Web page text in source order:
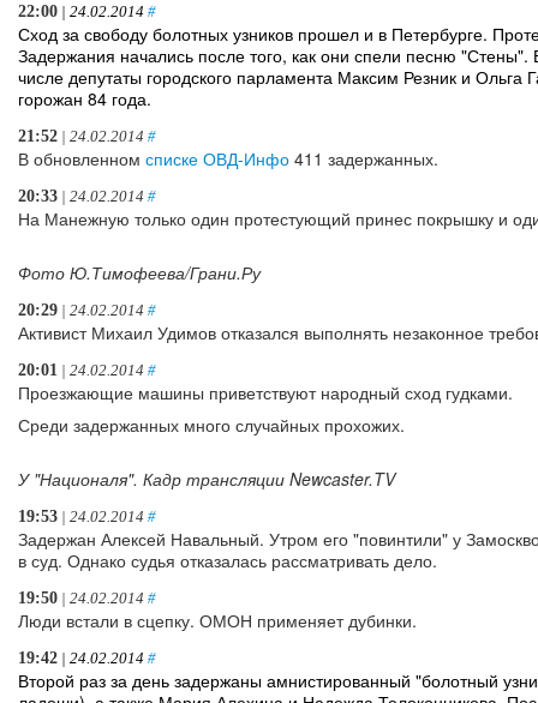
22:00 | 24.02.2014 #
Сход за свободу болотных узников прошел и в Петербурге.
Задержания начались после того, как они спели песню
числе депутаты городского парламента Максим Резник и
горожан 84 года.
21:52 | 24.02.2014 #
В обновленном списке ОВД-Инфо 411 задержанных.
20:33 | 24.02.2014 #
На Манежную только один протестующий принес покрышку и
Фото Ю.Тимофеева/Грани.Ру
20:29 | 24.02.2014 #
Активист Михаил Удимов отказался выполнять незаконное
20:01 | 24.02.2014 #
Проезжающие машины приветствуют народный сход гудками.
Среди задержанных много случайных прохожих.
У "Националя". Кадр трансляции Newcaster.TV
19:53 | 24.02.2014 #
Задержан Алексей Навальный. Утром его "повинтили" у
в суд. Однако судья отказалась рассматривать дело.
19:50 | 24.02.2014 #
Люди встали в сцепку. ОМОН применяет дубинки.
19:42 | 24.02.2014 #
Второй раз за день задержаны амнистированный "болотный